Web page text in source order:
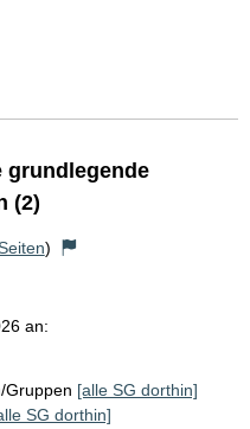
grundlegende
(2)
)
an:
Gruppen [alle SG dorthin]
SG dorthin]